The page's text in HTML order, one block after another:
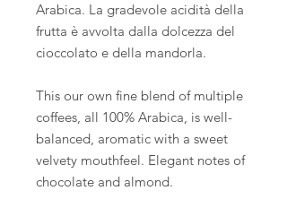
Arabica. La gradevole acidità della
frutta è avvolta dalla dolcezza del
cioccolato e della mandorla.
This our own fine blend of multiple
coffees, all 100% Arabica, is well-
balanced, aromatic with a sweet
velvety mouthfeel. Elegant notes of
chocolate and almond.